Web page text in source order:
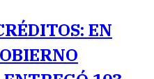
EN